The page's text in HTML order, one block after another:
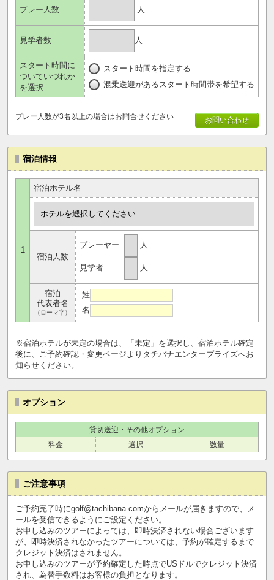
プレー人数 人
見学者数 人
スタート時間に
ついていづれか
を選択
スタート時間を指定する
混乗送迎があるスタート時間帯を希望する
お問い合わせ
プレー人数が3名以上の場合はお問合せください
宿泊情報
1
宿泊ホテル名
宿泊人数
プレーヤー 人
見学者 人
宿泊
代表者名
（ローマ字）
姓
名
※宿泊ホテルが未定の場合は、「未定」を選択し、宿泊ホテル確定
後に、ご予約確認・変更ページよりタチバナエンタープライズへお
知らせください。
オプション
貸切送迎・その他オプション
料金
選択 数量
ご注意事項
ご予約完了時にgolf@tachibana.comからメールが届きますので、メ
ールを受信できるようにご設定ください。
お申し込みのツアーによっては、即時決済されない場合ございます
が、即時決済されなかったツアーについては、予約が確定するまで
クレジット決済はされません。
お申し込みのツアーが予約確定した時点でUSドルでクレジット決済
され、為替手数料はお客様の負担となります。